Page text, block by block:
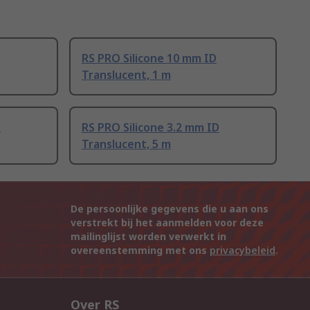
RS PRO Silicone 10 mm ID
Translucent, 1 m
RS PRO Silicone 3.2 mm ID
Translucent, 5 m
De persoonlijke gegevens die u aan ons
verstrekt bij het aanmelden voor deze
mailinglijst worden verwerkt in
overeenstemming met ons privacybeleid.
Over RS